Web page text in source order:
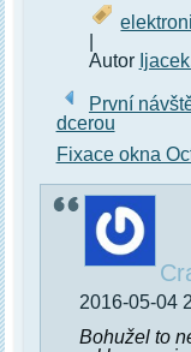
Autor
První
dcerou
Fixace okna
2016-05-04
Bohužel to